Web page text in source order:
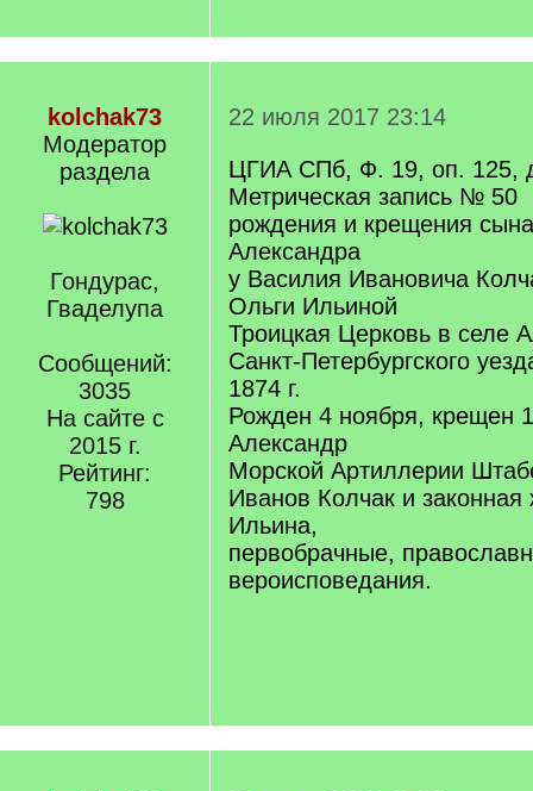
kolchak73
Модератор
раздела
Гондурас,
Гваделупа
Сообщений:
3035
На сайте с
2015 г.
Рейтинг:
798
22 июля 2017 23:14
ЦГИА СПб, Ф. 19, оп. 125,
Метрическая запись № 50
рождения и крещения сына
Александра
у Василия Ивановича
Ольги Ильиной
Троицкая Церковь в селе
Санкт-Петербургского
1874 г.
Рожден 4 ноября, крещен
Александр
Морской Артиллерии
Иванов Колчак и законная
Ильина,
первобрачные,
вероисповедания.